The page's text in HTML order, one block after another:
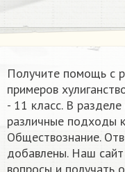
Получите помощь с
примеров
- 11 класс. В
различные подходы
Обществознание.
добавлены. Наш